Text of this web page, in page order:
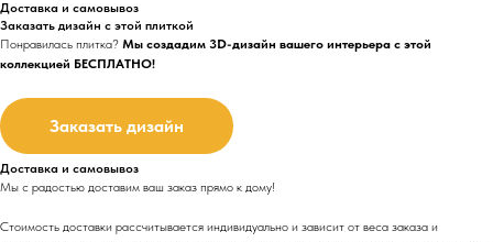
Доставка и самовывоз
Заказать дизайн с этой плиткой
Понравилась плитка? Мы создадим 3D-дизайн вашего интерьера с этой
коллекцией БЕСПЛАТНО!
Заказать дизайн
Доставка и самовывоз
Мы с радостью доставим ваш заказ прямо к дому!
Стоимость доставки рассчитывается индивидуально и зависит от веса заказа и